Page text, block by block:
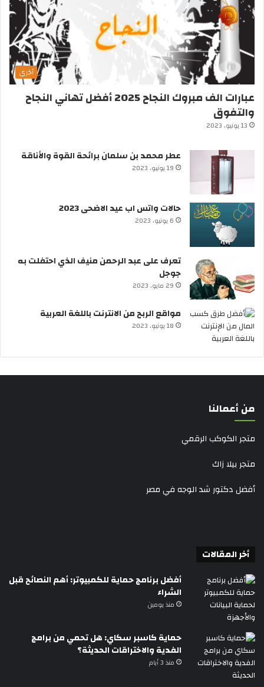
أخرى
عبارات الف مبروك النجاح 2025 أفضل تهاني النجاح
والتفوق
13 يونيو، 2023
عطر محمد بن سلمان برائحة القوة والأناقة
19 يونيو، 2023
حالات واتس اب عيد الاضحى 2023
6 يونيو، 2023
تعرف على عبد الرحمن منيف الذي احتفلت به
جوجل
29 مايو، 2023
مواقع الربح من الانترنت باللغة العربية
18 يونيو، 2023
من أعمالنا
متجر الكوكب الرقمي
متجر بيلا زاك
أفضل دكتور شد الوجه في مصر
أخر المقالات
أفضل برنامج حماية للكمبيوتر: أهم النصائح قبل
الشراء
منذ يومين
حماية كاسبر سكاي: هل تحمي من برامج
الفدية والاختراقات الحديثة؟
منذ 3 أيام